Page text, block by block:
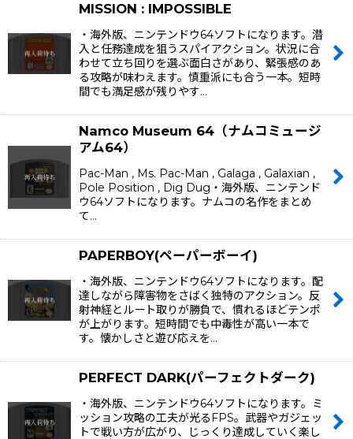
MISSION : IMPOSSIBLE
・海外版、ニンテンドウ64ソフトになります。潜
入と任務達成を狙うスパイアクション。状況に合
わせて立ち回りを選ぶ面白さがあり、緊張感のあ
る攻略が味わえます。慎重派にも合う一本。短時
間でも満足感が残りやす…
Namco Museum 64（ナムコミュージ
アム64）
Pac-Man , Ms. Pac-Man , Galaga , Galaxian ,
Pole Position , Dig Dug・海外版、ニンテンド
ウ64ソフトになります。ナムコの名作をまとめ
て…
PAPERBOY(ペーパーボーイ)
・海外版、ニンテンドウ64ソフトになります。配
達しながら障害物をさばく独特のアクション。反
射神経とルート取りが勝負で、慣れるほどテンポ
が上がります。短時間でも中毒性が高い一本で
す。懐かしさと遊び応えを…
PERFECT DARK(パーフェクトダーク)
・海外版、ニンテンドウ64ソフトになります。ミ
ッション攻略の工夫が光るFPS。武器やガジェッ
トで戦い方が広がり、じっくり達成していく楽し